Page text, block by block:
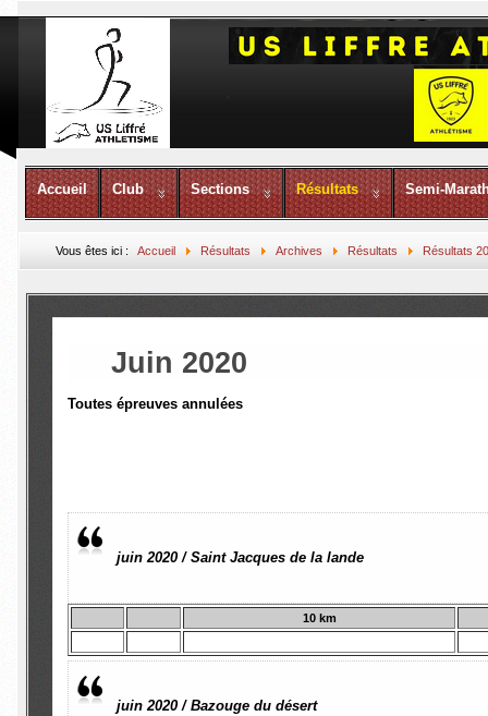
Accueil Club Sections Résultats Semi-
Vous êtes ici :Accueil Résultats Archives Résultats Résultats
Juin 2020
Toutes épreuves annulées
juin 2020 / Saint Jacques de la lande
10 km
juin 2020 / Bazouge du désert